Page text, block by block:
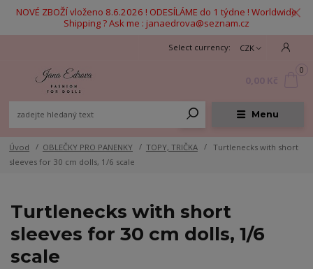
NOVÉ ZBOŽÍ vloženo 8.6.2026 ! ODESÍLÁME do 1 týdne ! Worldwide
Shipping ? Ask me : janaedrova@seznam.cz
Menu
CZK
0
Úvod OBLEČKY PRO PANENKY TOPY, TRIČKA
Turtlenecks with short
sleeves for 30 cm dolls, 1/6 scale
Turtlenecks with short
sleeves for 30 cm dolls, 1/6
scale